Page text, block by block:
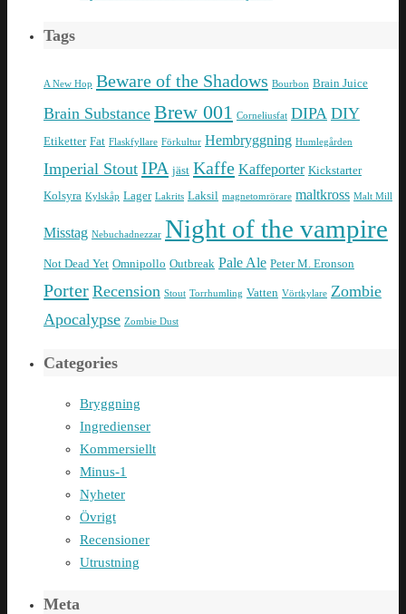
Tags
A New Hop Beware of the Shadows Bourbon Brain Juice
Brain Substance Brew 001 Corneliusfat DIPA DIY
Etiketter Fat Flaskfyllare Förkultur Hembryggning Humlegården
Imperial Stout IPA jäst Kaffe Kaffeporter Kickstarter
Kolsyra Kylskåp Lager Lakrits Laksil magnetomrörare maltkross Malt Mill
Misstag Nebuchadnezzar Night of the vampire
Not Dead Yet Omnipollo Outbreak Pale Ale Peter M. Eronson
Porter Recension Stout Torrhumling Vatten Vörtkylare Zombie
Apocalypse Zombie Dust
Categories
Bryggning
Ingredienser
Kommersiellt
Minus-1
Nyheter
Övrigt
Recensioner
Utrustning
Meta